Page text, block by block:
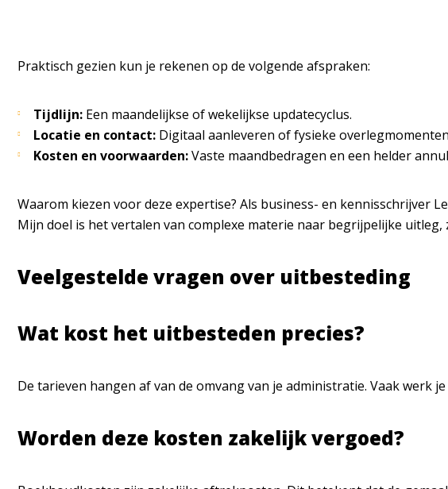
Praktisch gezien kun je rekenen op de volgende afspraken:
Tijdlijn: Een maandelijkse of wekelijkse updatecyclus.
Locatie en contact: Digitaal aanleveren of fysieke
Kosten en voorwaarden:Vaste maandbedragen en een helder
Waarom kiezen voor deze expertise? Als business- en kennisschrijver
Mijn doel is het vertalen van complexe materie naar begrijpelijke
Veelgestelde vragen over uitbesteding
Wat kost het uitbesteden precies?
De tarieven hangen af van de omvang van je administratie. Vaak werk
Worden deze kosten zakelijk vergoed?